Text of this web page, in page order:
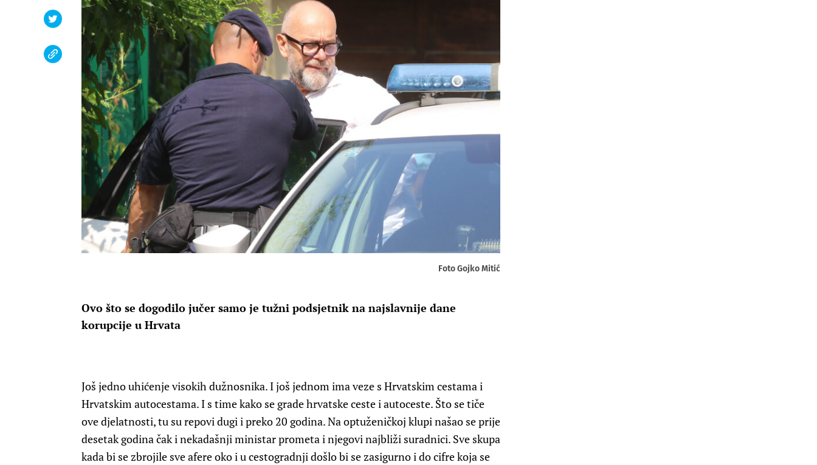
Foto Gojko Mitić
Ovo što se dogodilo jučer samo je tužni podsjetnik na najslavnije dane
korupcije u Hrvata
Još jedno uhićenje visokih dužnosnika. I još jednom ima veze s Hrvatskim cestama i
Hrvatskim autocestama. I s time kako se grade hrvatske ceste i autoceste. Što se tiče
ove djelatnosti, tu su repovi dugi i preko 20 godina. Na optuženičkoj klupi našao se prije
desetak godina čak i nekadašnji ministar prometa i njegovi najbliži suradnici. Sve skupa
kada bi se zbrojile sve afere oko i u cestogradnji došlo bi se zasigurno i do cifre koja se